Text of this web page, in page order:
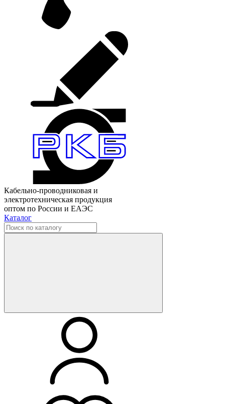
Кабельно-проводниковая и
электротехническая продукция
оптом по России и ЕАЭС
Каталог